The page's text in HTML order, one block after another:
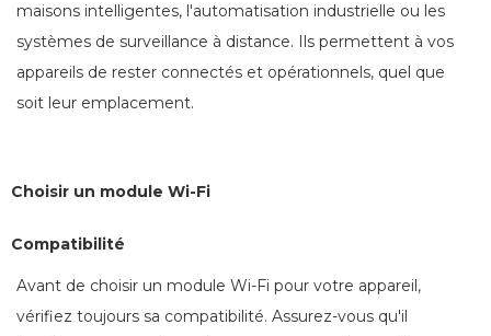
maisons intelligentes, l'automatisation industrielle ou les
systèmes de surveillance à distance. Ils permettent à vos
appareils de rester connectés et opérationnels, quel que
soit leur emplacement.
Choisir un module Wi-Fi
Compatibilité
Avant de choisir un module Wi-Fi pour votre appareil,
vérifiez toujours sa compatibilité. Assurez-vous qu'il